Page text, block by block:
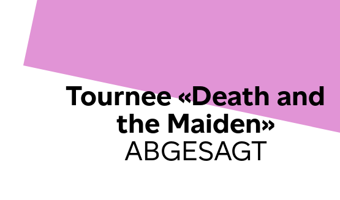
Tournee «Death and
the Maiden»
ABGESAGT